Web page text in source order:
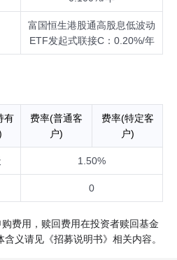
富国恒生港股通高股息低波动
ETF发起式联接C：0.20%/年
有
费率(普通客
户)
费率(特定客
户)
1.50%
0
费用，赎回费用在投资者赎回基金
义请见《招募说明书》相关内容。